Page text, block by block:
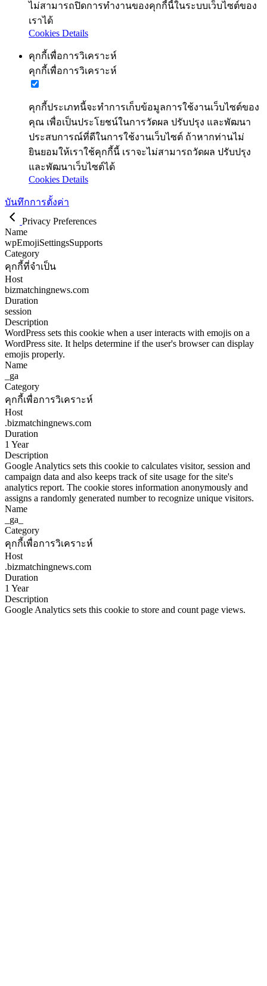
ไม่สามารถปิดการทำงานของคุกกี้นี้ในระบบเว็บไซต์ของ
เราได้
Cookies Details
คุกกี้เพื่อการวิเคราะห์
คุกกี้เพื่อการวิเคราะห์
คุกกี้ประเภทนี้จะทำการเก็บข้อมูลการใช้งานเว็บไซต์ของ
คุณ เพื่อเป็นประโยชน์ในการวัดผล ปรับปรุง และพัฒนา
ประสบการณ์ที่ดีในการใช้งานเว็บไซต์ ถ้าหากท่านไม่
ยินยอมให้เราใช้คุกกี้นี้ เราจะไม่สามารถวัดผล ปรับปรุง
และพัฒนาเว็บไซต์ได้
Cookies Details
บันทึกการตั้งค่า
Privacy Preferences
Name
wpEmojiSettingsSupports
Category
คุกกี้ที่จำเป็น
Host
bizmatchingnews.com
Duration
session
Description
WordPress sets this cookie when a user interacts with emojis on a
WordPress site. It helps determine if the user's browser can display
emojis properly.
Name
_ga
Category
คุกกี้เพื่อการวิเคราะห์
Host
.bizmatchingnews.com
Duration
1 Year
Description
Google Analytics sets this cookie to calculates visitor, session and
campaign data and also keeps track of site usage for the site's
analytics report. The cookie stores information anonymously and
assigns a randomly generated number to recognize unique visitors.
Name
_ga_
Category
คุกกี้เพื่อการวิเคราะห์
Host
.bizmatchingnews.com
Duration
1 Year
Description
Google Analytics sets this cookie to store and count page views.